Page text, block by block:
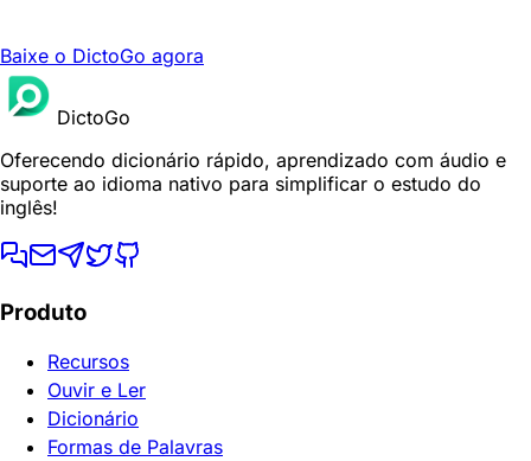
Baixe o DictoGo agora
DictoGo
Oferecendo dicionário rápido, aprendizado com áudio e
suporte ao idioma nativo para simplificar o estudo do
inglês!
Produto
Recursos
Ouvir e Ler
Dicionário
Formas de Palavras